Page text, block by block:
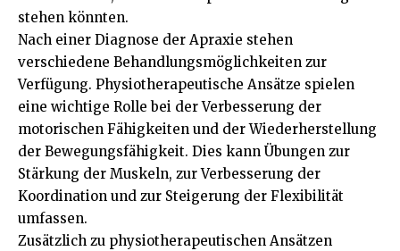
stehen könnten.
Nach einer Diagnose der Apraxie stehen
verschiedene Behandlungsmöglichkeiten zur
Verfügung. Physiotherapeutische Ansätze spielen
eine wichtige Rolle bei der Verbesserung der
motorischen Fähigkeiten und der Wiederherstellung
der Bewegungsfähigkeit. Dies kann Übungen zur
Stärkung der Muskeln, zur Verbesserung der
Koordination und zur Steigerung der Flexibilität
umfassen.
Zusätzlich zu physiotherapeutischen Ansätzen